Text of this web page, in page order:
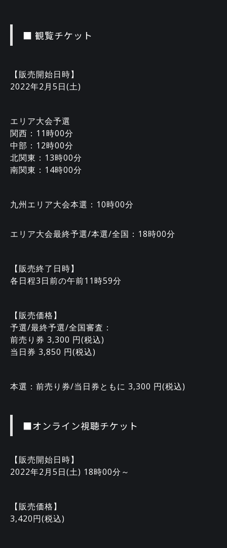
■ 観覧チケット
【販売開始日時】
2022年2月5日(土)
エリア大会予選
関西：11時00分
中部：12時00分
北関東：13時00分
南関東：14時00分
九州エリア大会本選：10時00分
エリア大会最終予選/本選/全国：18時00分
【販売終了日時】
各日程3日前の午前11時59分‍
【販売価格】
予選/最終予選/全国審査：
前売り券 3,300 円(税込)
当日券 3,850 円(税込)
本選：前売り券/当日券ともに 3,300 円(税込)
■オンライン視聴チケット
【販売開始日時】
2022年2月5日(土) 18時00分～
【販売価格】
3,420円(税込)